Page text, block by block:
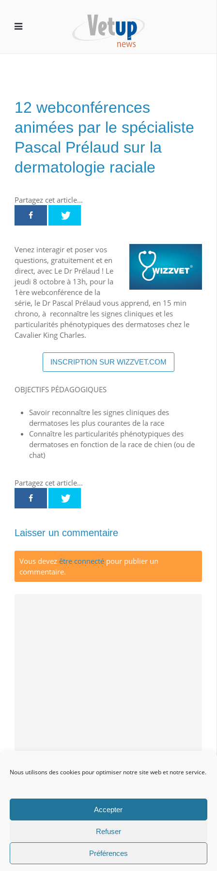
Nous utilisons des cookies pour optimiser notre site web et notre service.
Accepter
Refuser
Préférences
12 webconférences
animées par le spécialiste
Pascal Prélaud sur la
dermatologie raciale
Partagez cet article...
Venez interagir et poser vos
questions, gratuitement et en
direct, avec Le Dr Prélaud ! Le
jeudi 8 octobre à 13h, pour la
1ère webconférence de la
série, le Dr Pascal Prélaud vous apprend, en 15 min
chrono, à reconnaître les signes cliniques et les
particularités phénotypiques des dermatoses chez le
Cavalier King Charles.
INSCRIPTION SUR WIZZVET.COM
OBJECTIFS PÉDAGOGIQUES
Savoir reconnaître les signes cliniques des
dermatoses les plus courantes de la race
Connaître les particularités phénotypiques des
dermatoses en fonction de la race de chien (ou de
chat)
Partagez cet article...
Laisser un commentaire
Vous devez être connecté pour publier un
commentaire.
Vetup Facebook
www.vetup.com